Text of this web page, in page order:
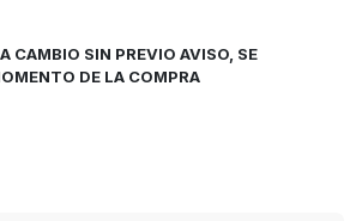
CAMBIO SIN PREVIO AVISO, SE
DE LA COMPRA